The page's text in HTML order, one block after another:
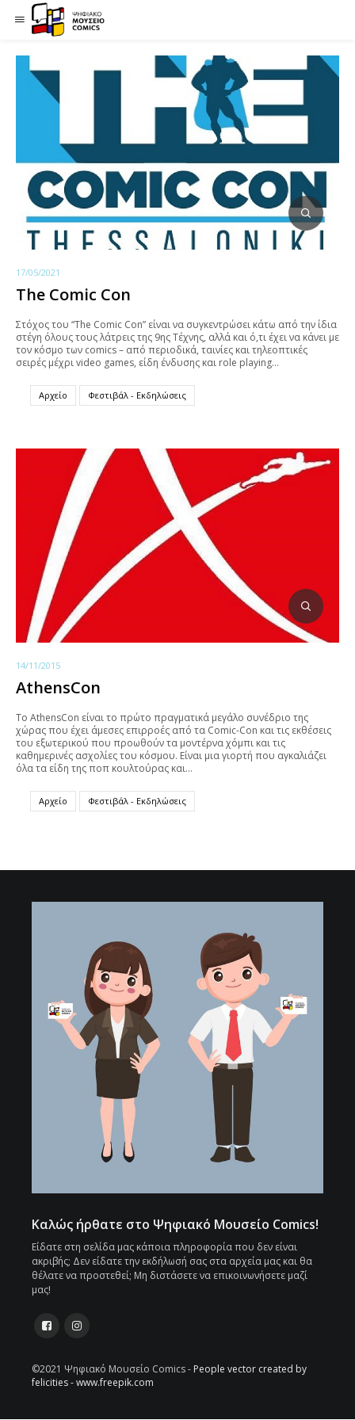
17/05/2021
The Comic Con
Στόχος του “The Comic Con” είναι να συγκεντρώσει κάτω από την ίδια
στέγη όλους τους λάτρεις της 9ης Τέχνης, αλλά και ό,τι έχει να κάνει με
τον κόσμο των comics – από περιοδικά, ταινίες και τηλεοπτικές
σειρές μέχρι video games, είδη ένδυσης και role playing…
Αρχείο Φεστιβάλ - Εκδηλώσεις
14/11/2015
AthensCon
To AthensCon είναι το πρώτο πραγματικά μεγάλο συνέδριο της
χώρας που έχει άμεσες επιρροές από τα Comic-Con και τις εκθέσεις
του εξωτερικού που προωθούν τα μοντέρνα χόμπι και τις
καθημερινές ασχολίες του κόσμου. Είναι μια γιορτή που αγκαλιάζει
όλα τα είδη της ποπ κουλτούρας και…
Αρχείο Φεστιβάλ - Εκδηλώσεις
Καλώς ήρθατε στο Ψηφιακό Μουσείο Comics!
Είδατε στη σελίδα μας κάποια πληροφορία που δεν είναι
ακριβής; Δεν είδατε την εκδήλωσή σας στα αρχεία μας και θα
θέλατε να προστεθεί; Μη διστάσετε να επικοινωνήσετε μαζί
μας!
©2021 Ψηφιακό Μουσείο Comics - People vector created by
felicities - www.freepik.com